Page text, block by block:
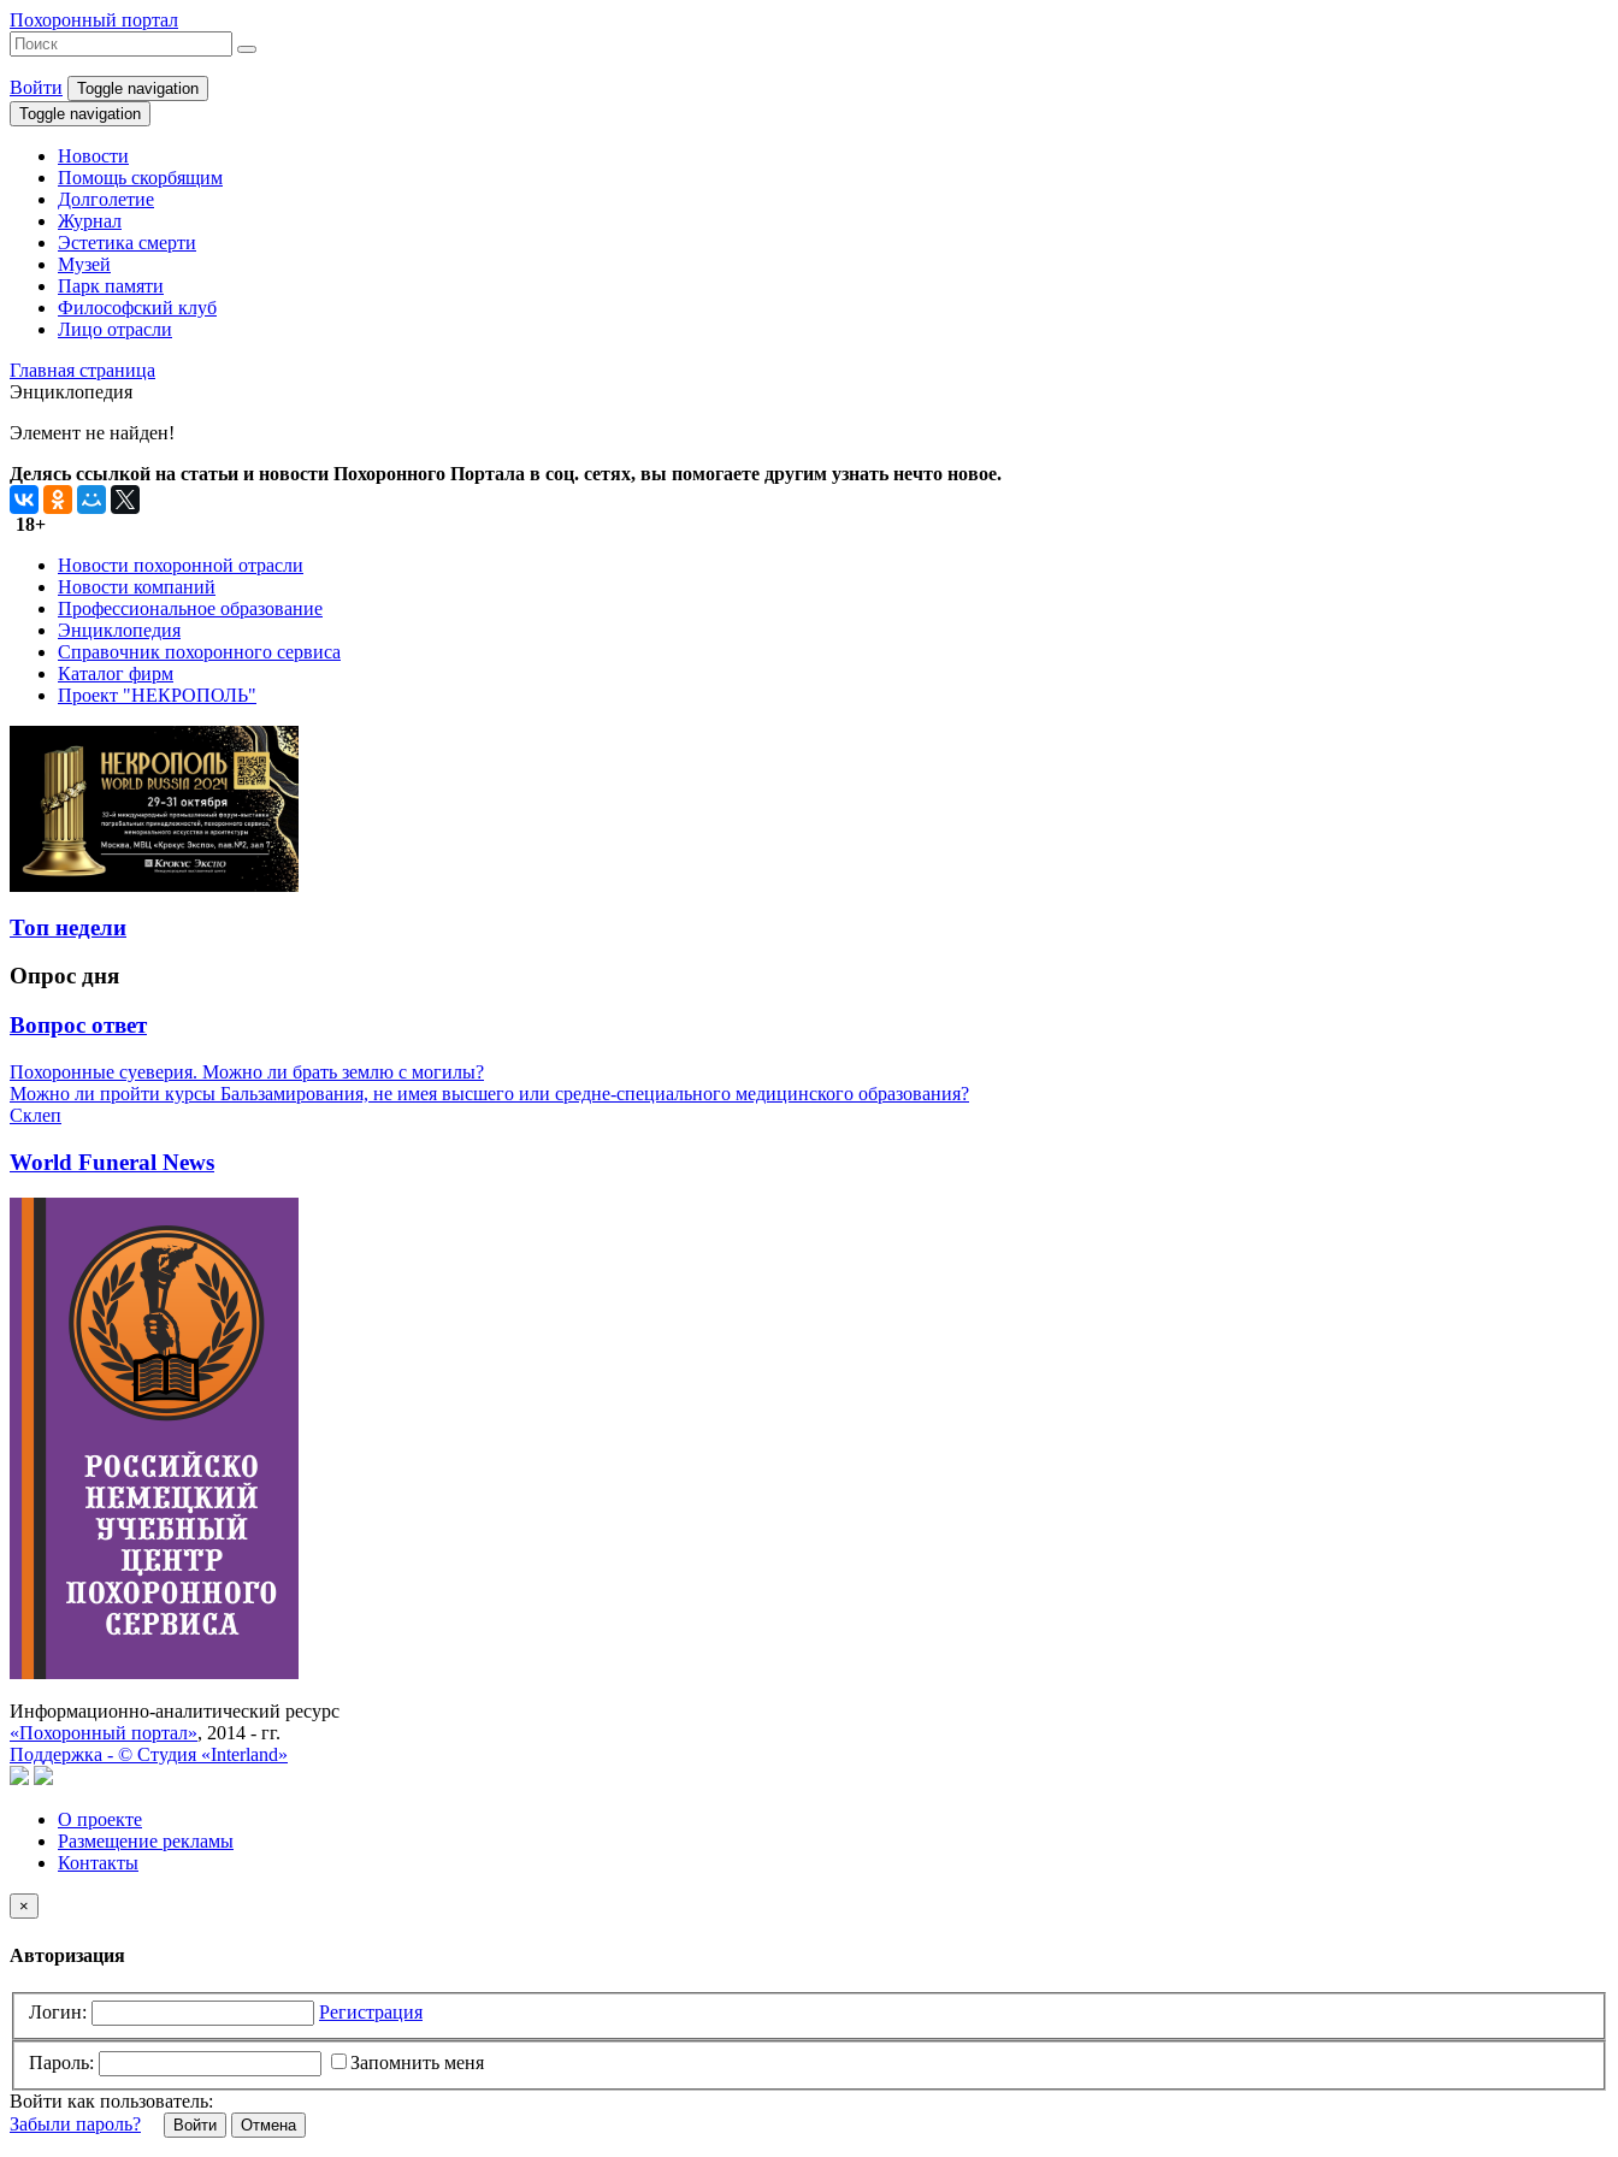
Похоронный портал
Войти
Toggle navigation
Toggle navigation
Новости
Помощь скорбящим
Долголетие
Журнал
Эстетика смерти
Музей
Парк памяти
Философский клуб
Лицо отрасли
Главная страница
Энциклопедия
Элемент не найден!
Делясь ссылкой на статьи и новости Похоронного Портала в соц. сетях, вы помогаете другим узнать нечто новое.
18+
Новости похоронной отрасли
Новости компаний
Профессиональное образование
Энциклопедия
Справочник похоронного сервиса
Каталог фирм
Проект "НЕКРОПОЛЬ"
Топ недели
Опрос дня
Вопрос ответ
Похоронные суеверия. Можно ли брать землю с могилы?
Можно ли пройти курсы Бальзамирования, не имея высшего или средне-специального медицинского образования?
Склеп
World Funeral News
Информационно-аналитический ресурс
«Похоронный портал», 2014 - гг.
Поддержка - © Cтудия «Interland»
О проекте
Размещение рекламы
Контакты
×
Авторизация
Логин: Регистрация
Пароль:
Запомнить меня
Войти как пользователь:
Забыли пароль?
Отмена